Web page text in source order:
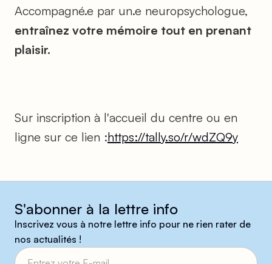
Accompagné.e par un.e neuropsychologue,
entraînez votre mémoire tout en prenant
plaisir.
Sur inscription à l'accueil du centre ou en
ligne sur ce lien :https://tally.so/r/wdZQ9y
S'abonner à la lettre info
Inscrivez vous à notre lettre info pour ne rien rater de
nos actualités !